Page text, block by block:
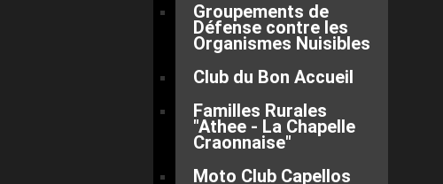
Groupements de
Défense contre les
Organismes Nuisibles
Club du Bon Accueil
Familles Rurales
"Athee - La Chapelle
Craonnaise"
Moto Club Capellos